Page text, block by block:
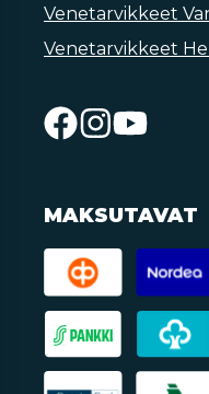
Venetarvikkeet
Venetarvikkeet
MAKSUTAVAT